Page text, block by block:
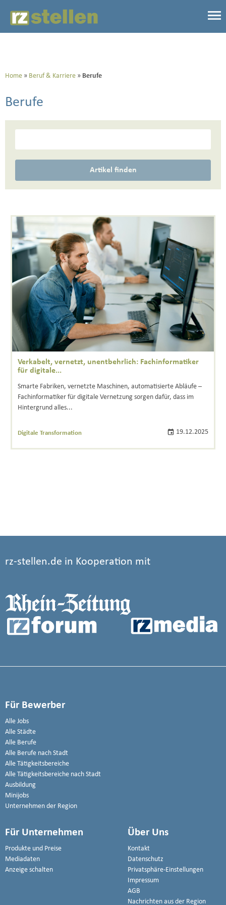
Home Beruf & Karriere Berufe
Berufe
Artikel finden
Verkabelt, vernetzt, unentbehrlich: Fachinformatiker
für digitale...
Smarte Fabriken, vernetzte Maschinen, automatisierte Abläufe –
Fachinformatiker für digitale Vernetzung sorgen dafür, dass im
Hintergrund alles...
Digitale Transformation 19.12.2025
rz-stellen.de in Kooperation mit
Für Bewerber
Alle Jobs
Alle Städte
Alle Berufe
Alle Berufe nach Stadt
Alle Tätigkeitsbereiche
Alle Tätigkeitsbereiche nach Stadt
Ausbildung
Minijobs
Unternehmen der Region
Für Unternehmen
Produkte und Preise
Mediadaten
Anzeige schalten
Über Uns
Kontakt
Datenschutz
Privatsphäre-Einstellungen
Impressum
AGB
Nachrichten aus der Region